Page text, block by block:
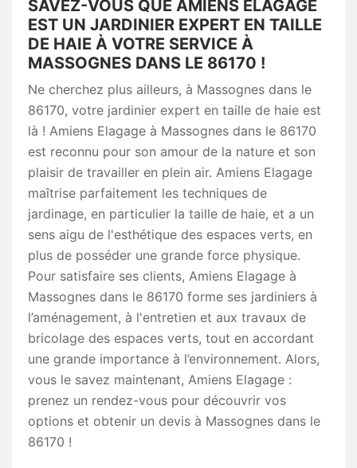
SAVEZ-VOUS QUE AMIENS ELAGAGE
EST UN JARDINIER EXPERT EN TAILLE
DE HAIE À VOTRE SERVICE À
MASSOGNES DANS LE 86170 !
Ne cherchez plus ailleurs, à Massognes dans le
86170, votre jardinier expert en taille de haie est
là ! Amiens Elagage à Massognes dans le 86170
est reconnu pour son amour de la nature et son
plaisir de travailler en plein air. Amiens Elagage
maîtrise parfaitement les techniques de
jardinage, en particulier la taille de haie, et a un
sens aigu de l'esthétique des espaces verts, en
plus de posséder une grande force physique.
Pour satisfaire ses clients, Amiens Elagage à
Massognes dans le 86170 forme ses jardiniers à
l’aménagement, à l'entretien et aux travaux de
bricolage des espaces verts, tout en accordant
une grande importance à l’environnement. Alors,
vous le savez maintenant, Amiens Elagage :
prenez un rendez-vous pour découvrir vos
options et obtenir un devis à Massognes dans le
86170 !